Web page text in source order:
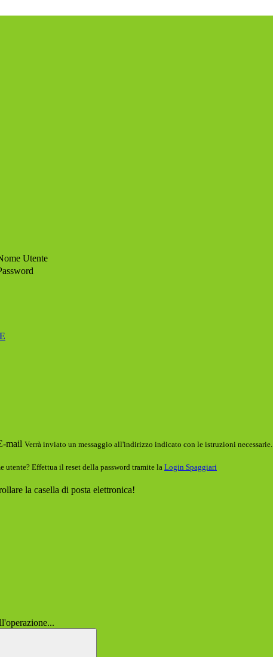
Utente
mail Verrà inviato un messaggio all'indirizzo indicato con le istruzioni necessarie.
utente? Effettua il reset della password tramite la Login Spaggiari
la casella di posta elettronica!